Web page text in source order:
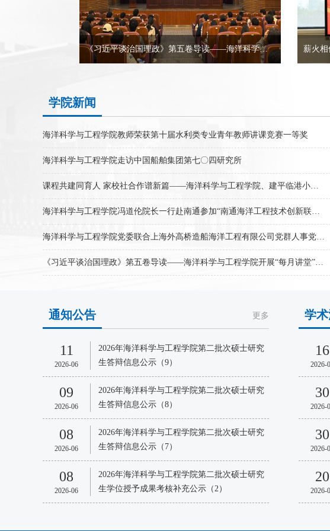
《习近平谈治国理政》第五卷导读——海洋科学与工程学院开展“每月讲堂”暨政治理论集中学习会
学院新闻
海洋科学与工程学院教师荣获第十届水利类专业青年教师讲课竞赛一等奖
海洋科学与工程学院走访中国船舶集团第七〇四研究所
课程共建同育人 家校社合作谱新篇——海洋科学与工程学院、建平临港小学科普共建课程入选浦东新区教育局“护航365”家庭教育指导品牌
海洋科学与工程学院冯道伦院长一行赴南通参加“南通海洋工程技术创新联合体会议”
海洋科学与工程学院党委联合上海外高桥造船海洋工程有限公司党群人事党支部举行树立和践行正确政绩观学习教育会
《习近平谈治国理政》第五卷导读——海洋科学与工程学院开展“每月讲堂”暨政治理论集中学习会
通知公告 更多
11
2026-06
2026年海洋科学与工程学院第二批次硕士研究
生答辩信息公示（9）
09
2026-06
2026年海洋科学与工程学院第二批次硕士研究
生答辩信息公示（8）
08
2026-06
2026年海洋科学与工程学院第二批次硕士研究
生答辩信息公示（7）
08
2026-06
2026年海洋科学与工程学院第二批次硕士研究
生学位授予成果考核补充公示（2）
学
16
2026-
30
2026-
30
2026-
20
2026-